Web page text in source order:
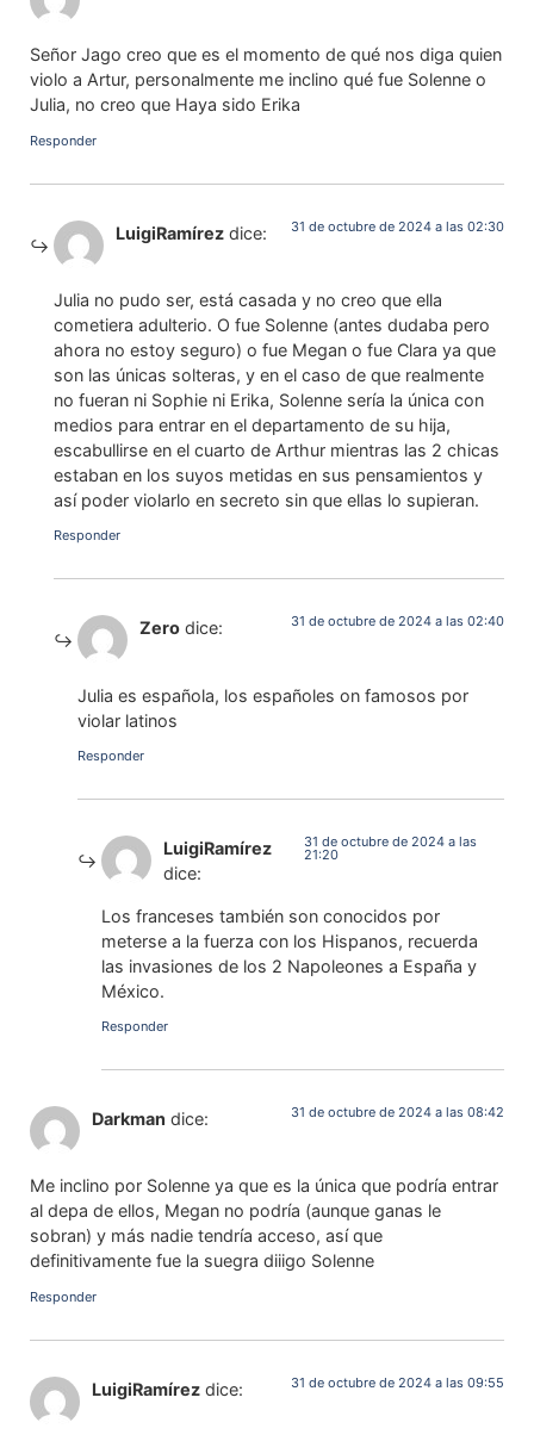
Señor Jago creo que es el momento de qué nos diga quien
violo a Artur, personalmente me inclino qué fue Solenne o
Julia, no creo que Haya sido Erika
Responder
LuigiRamírez dice: 31 de octubre de 2024 a las 02:30
Julia no pudo ser, está casada y no creo que ella
cometiera adulterio. O fue Solenne (antes dudaba pero
ahora no estoy seguro) o fue Megan o fue Clara ya que
son las únicas solteras, y en el caso de que realmente
no fueran ni Sophie ni Erika, Solenne sería la única con
medios para entrar en el departamento de su hija,
escabullirse en el cuarto de Arthur mientras las 2 chicas
estaban en los suyos metidas en sus pensamientos y
así poder violarlo en secreto sin que ellas lo supieran.
Responder
Zero dice: 31 de octubre de 2024 a las 02:40
Julia es española, los españoles on famosos por
violar latinos
Responder
LuigiRamírez
dice:
31 de octubre de 2024 a las
21:20
Los franceses también son conocidos por
meterse a la fuerza con los Hispanos, recuerda
las invasiones de los 2 Napoleones a España y
México.
Responder
Darkman dice: 31 de octubre de 2024 a las 08:42
Me inclino por Solenne ya que es la única que podría entrar
al depa de ellos, Megan no podría (aunque ganas le
sobran) y más nadie tendría acceso, así que
definitivamente fue la suegra diiigo Solenne
Responder
LuigiRamírez dice: 31 de octubre de 2024 a las 09:55